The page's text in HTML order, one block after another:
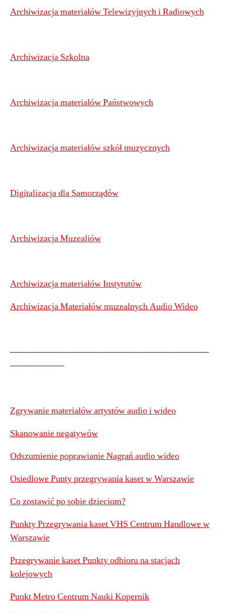
Archiwizacja materiałów Telewizyjnych i Radiowych
Archiwizacja Szkolna
Archiwizacja materiałów Państwowych
Archiwizacja materiałów szkół muzycznych
Digitalizacja dla Samorządów
Archiwizacja Muzealiów
Archiwizacja materiałów Instytutów
Archiwizacja Materiałów muzealnych Audio Wideo
——————————————————————
——————
Zgrywanie materiałów artystów audio i wideo
Skanowanie negatywów
Odszumienie poprawianie Nagrań audio wideo
Osiedlowe Punty przegrywania kaset w Warszawie
Co zostawić po sobie dzieciom?
Punkty Przegrywania kaset VHS Centrum Handlowe w
Warszawie
Przegrywanie kaset Punkty odbioru na stacjach
kolejowych
Punkt Metro Centrum Nauki Kopernik